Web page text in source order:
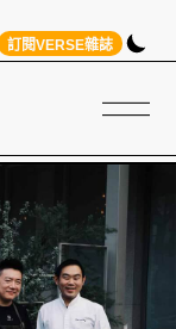
訂閱VERSE雜誌